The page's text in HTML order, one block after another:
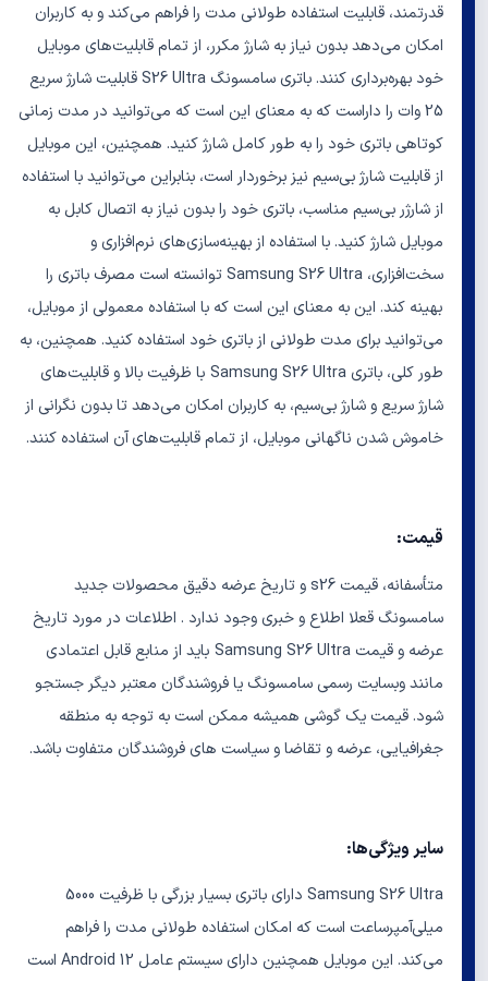
قدرتمند، قابلیت استفاده طولانی مدت را فراهم می‌کند و به کاربران
امکان می‌دهد بدون نیاز به شارژ مکرر، از تمام قابلیت‌های موبایل
خود بهره‌برداری کنند. باتری سامسونگ S26 Ultra قابلیت شارژ سریع
25 وات را داراست که به معنای این است که می‌توانید در مدت زمانی
کوتاهی باتری خود را به طور کامل شارژ کنید. همچنین، این موبایل
از قابلیت شارژ بی‌سیم نیز برخوردار است، بنابراین می‌توانید با استفاده
از شارژر بی‌سیم مناسب، باتری خود را بدون نیاز به اتصال کابل به
موبایل شارژ کنید. با استفاده از بهینه‌سازی‌های نرم‌افزاری و
سخت‌افزاری، Samsung S26 Ultra توانسته است مصرف باتری را
بهینه کند. این به معنای این است که با استفاده معمولی از موبایل،
می‌توانید برای مدت طولانی از باتری خود استفاده کنید. همچنین، به
طور کلی، باتری Samsung S26 Ultra با ظرفیت بالا و قابلیت‌های
شارژ سریع و شارژ بی‌سیم، به کاربران امکان می‌دهد تا بدون نگرانی از
خاموش شدن ناگهانی موبایل، از تمام قابلیت‌های آن استفاده کنند.
قیمت:
متأسفانه، قیمت s26 و تاریخ عرضه دقیق محصولات جدید
سامسونگ قعلا اطلاع و خبری وجود ندارد . اطلاعات در مورد تاریخ
عرضه و قیمت Samsung S26 Ultra باید از منابع قابل اعتمادی
مانند وبسایت رسمی سامسونگ یا فروشندگان معتبر دیگر جستجو
شود. قیمت یک گوشی همیشه ممکن است به توجه به منطقه
جغرافیایی، عرضه و تقاضا و سیاست های فروشندگان متفاوت باشد.
سایر ویژگی‌ها:
Samsung S26 Ultra دارای باتری بسیار بزرگی با ظرفیت 5000
میلی‌آمپرساعت است که امکان استفاده طولانی مدت را فراهم
می‌کند. این موبایل همچنین دارای سیستم عامل Android 12 است